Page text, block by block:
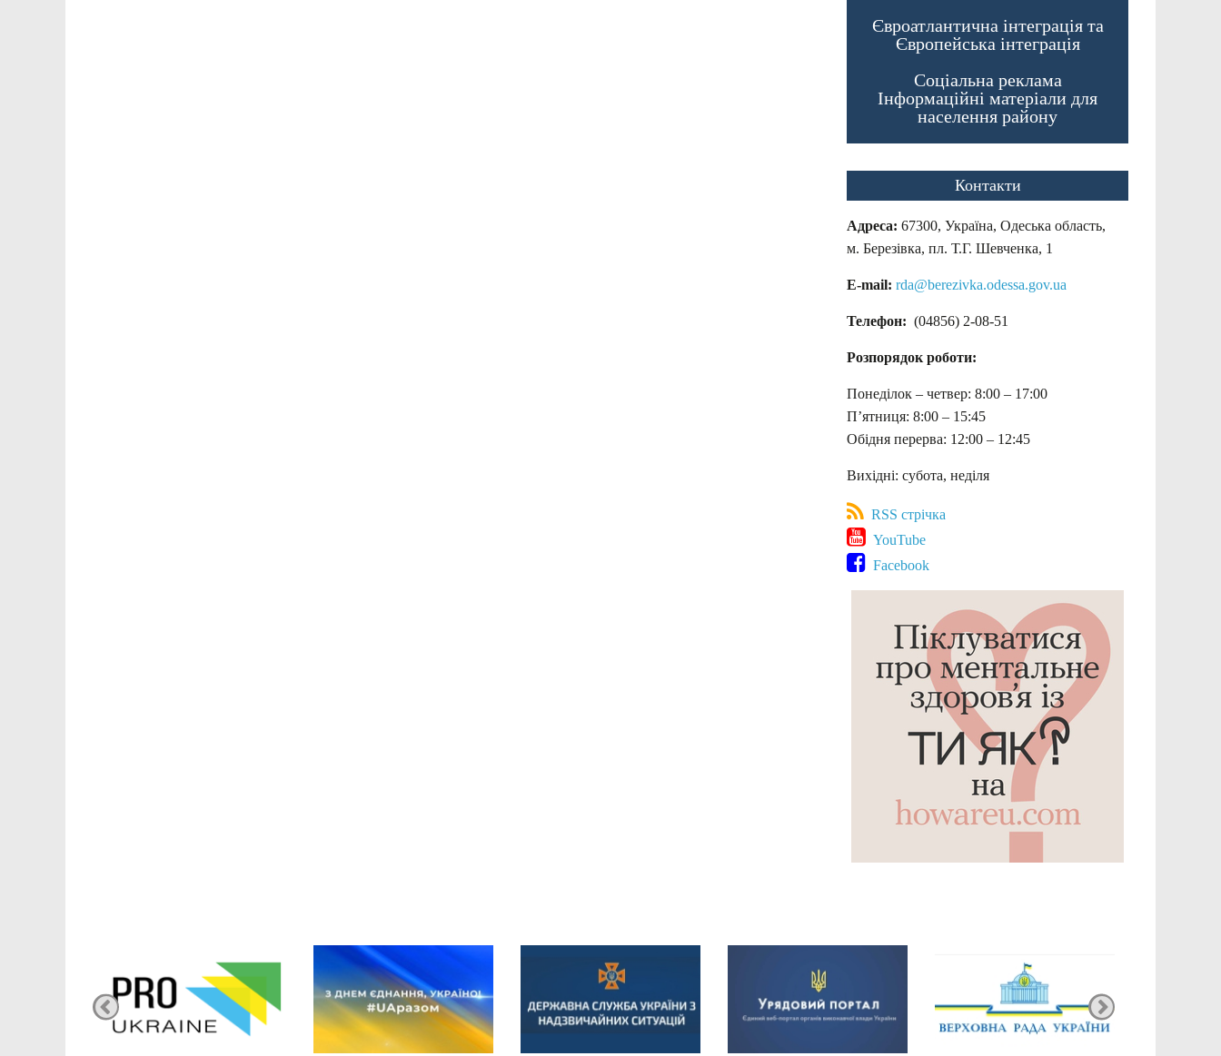
Євроатлантична інтеграція та
Європейська інтеграція
Соціальна реклама
Інформаційні матеріали для
населення району
Контакти
Адреса: 67300, Україна, Одеська область,
м. Березівка, пл. Т.Г. Шевченка, 1
E-mail: rda@berezivka.odessa.gov.ua
Телефон: (04856) 2-08-51
Розпорядок роботи:
Понеділок – четвер: 8:00 – 17:00
П’ятниця: 8:00 – 15:45
Обідня перерва: 12:00 – 12:45
Вихідні: субота, неділя
RSS стрічка
YouTube
Facebook